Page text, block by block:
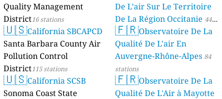
Quality Management
District16 stations
🇺🇸California SBCAPCD
Santa Barbara County Air
Pollution Control
District115 stations
🇺🇸California SCSB
Sonoma Coast State
De L’air Sur Le Territoire
De La Région Occitanie 44
stations
🇫🇷Observatoire De La
Qualité De L'air En
Auvergne-Rhône-Alpes 84
stations
🇫🇷Observatoire De La
Qualité De L'Air à Mayotte